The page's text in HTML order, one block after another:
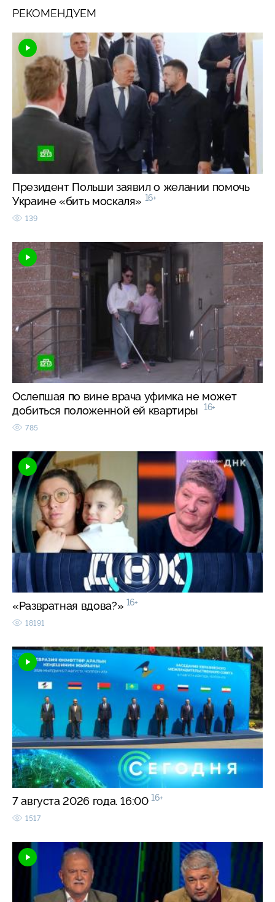
РЕКОМЕНДУЕМ
Президент Польши заявил о желании помочь
Украине «бить москаля» 16+
139
Ослепшая по вине врача уфимка не может
добиться положенной ей квартиры
16+
785
«Развратная вдова?» 16+
18191
7 августа 2026 года. 16:00 16+
1517